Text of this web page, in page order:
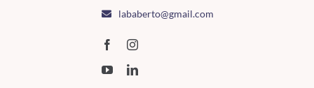
lababerto@gmail.com